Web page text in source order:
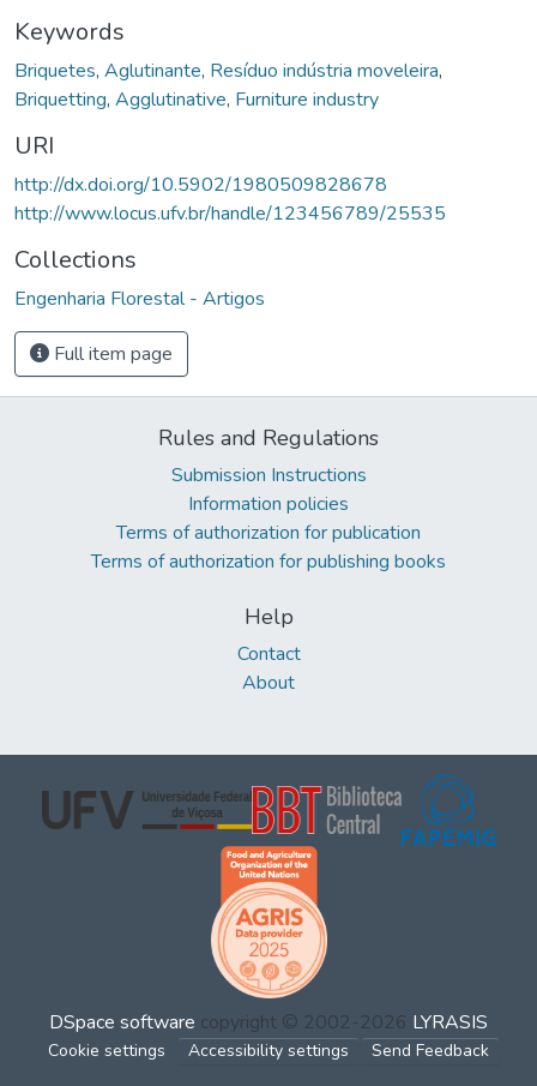
Keywords
Briquetes, Aglutinante, Resíduo indústria moveleira,
Briquetting, Agglutinative, Furniture industry
URI
http://dx.doi.org/10.5902/1980509828678
http://www.locus.ufv.br/handle/123456789/25535
Collections
Engenharia Florestal - Artigos
Full item page
Rules and Regulations
Submission Instructions
Information policies
Terms of authorization for publication
Terms of authorization for publishing books
Help
Contact
About
DSpace software copyright © 2002-2026 LYRASIS
Cookie settings Accessibility settings Send Feedback